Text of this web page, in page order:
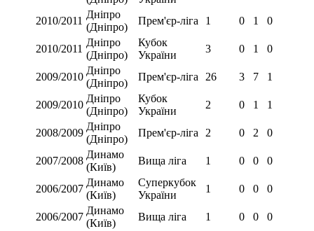
2010/2011
Дніпро
(Дніпро)
Прем'єр-ліга 1 0 1 0
2010/2011
Дніпро
(Дніпро)
Кубок
України
3 0 1 0
2009/2010
Дніпро
(Дніпро)
Прем'єр-ліга 26 3 7 1
2009/2010
Дніпро
(Дніпро)
Кубок
України
2 0 1 1
2008/2009
Дніпро
(Дніпро)
Прем'єр-ліга 2 0 2 0
2007/2008
Динамо
(Київ)
Вища ліга 1 0 0 0
2006/2007
Динамо
(Київ)
Суперкубок
України
1 0 0 0
2006/2007
Динамо
(Київ)
Вища ліга 1 0 0 0